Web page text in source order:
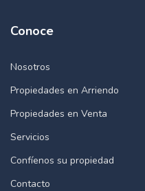
Conoce
Nosotros
Propiedades en Arriendo
Propiedades en Venta
Servicios
Confíenos su propiedad
Contacto